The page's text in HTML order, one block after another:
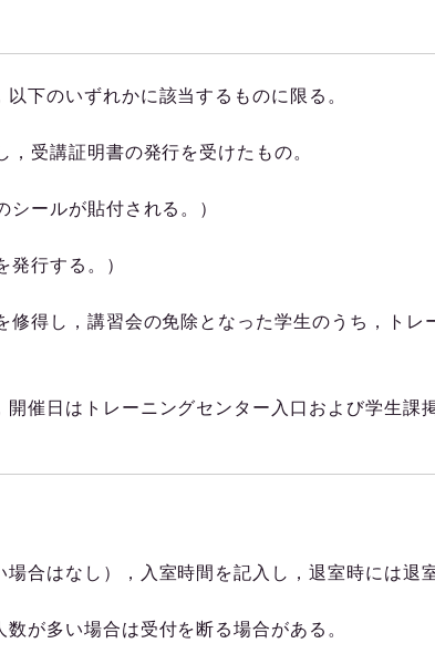
下のいずれかに該当するものに限る。
受講証明書の発行を受けたもの。
ールが貼付される。）
行する。）
得し，講習会の免除となった学生のうち，トレ
催日はトレーニングセンター入口および学生課
合はなし），入室時間を記入し，退室時には退
が多い場合は受付を断る場合がある。